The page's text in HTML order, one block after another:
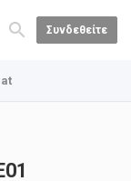
Συνδεθείτε